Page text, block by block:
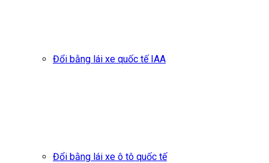
Đổi bằng lái xe quốc tế IAA
Đổi bằng lái xe ô tô quốc tế